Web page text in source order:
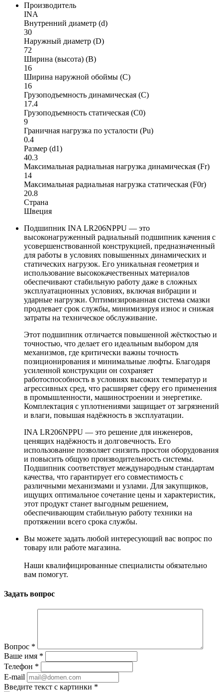
Производитель
INA
Внутренний диаметр (d)
30
Наружный диаметр (D)
72
Ширина (высота) (B)
16
Ширина наружной обоймы (C)
16
Грузоподъемность динамическая (C)
17.4
Грузоподъемность статическая (C0)
9
Граничная нагрузка по усталости (Pu)
0.4
Размер (d1)
40.3
Максимальная радиальная нагрузка динамическая (Fr)
14
Максимальная радиальная нагрузка статическая (F0r)
20.8
Страна
Швеция
Подшипник INA LR206NPPU — это
высоконагруженный радиальный подшипник качения с
усовершенствованной конструкцией, предназначенный
для работы в условиях повышенных динамических и
статических нагрузок. Его уникальная геометрия и
использование высококачественных материалов
обеспечивают стабильную работу даже в сложных
эксплуатационных условиях, включая вибрации и
ударные нагрузки. Оптимизированная система смазки
продлевает срок службы, минимизируя износ и снижая
затраты на техническое обслуживание.
Этот подшипник отличается повышенной жёсткостью и
точностью, что делает его идеальным выбором для
механизмов, где критически важны точность
позиционирования и минимальные люфты. Благодаря
усиленной конструкции он сохраняет
работоспособность в условиях высоких температур и
агрессивных сред, что расширяет сферу его применения
в промышленности, машиностроении и энергетике.
Комплектация с уплотнениями защищает от загрязнений
и влаги, повышая надёжность в эксплуатации.
INA LR206NPPU — это решение для инженеров,
ценящих надёжность и долговечность. Его
использование позволяет снизить простои оборудования
и повысить общую производительность системы.
Подшипник соответствует международным стандартам
качества, что гарантирует его совместимость с
различными механизмами и узлами. Для закупщиков,
ищущих оптимальное сочетание цены и характеристик,
этот продукт станет выгодным решением,
обеспечивающим стабильную работу техники на
протяжении всего срока службы.
Вы можете задать любой интересующий вас вопрос по
товару или работе магазина.
Наши квалифицированные специалисты обязательно
вам помогут.
Задать вопрос
Вопрос *
Ваше имя *
Телефон *
E-mail
Введите текст с картинки *